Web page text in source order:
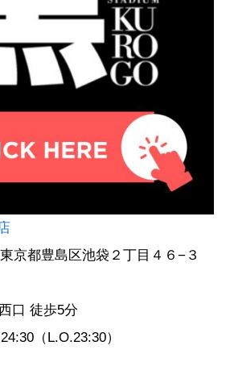
東京都豊島区池袋２丁目４６−３
口 徒歩5分
（L.O.23:30）